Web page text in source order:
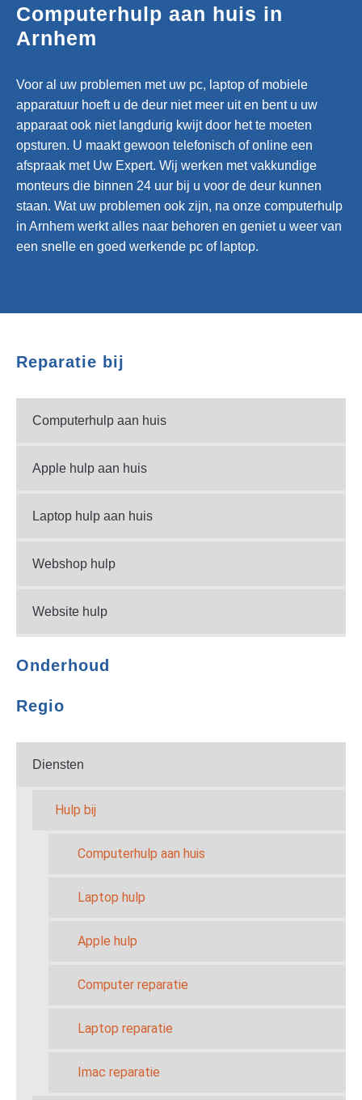
Computerhulp aan huis in
Arnhem
Voor al uw problemen met uw pc, laptop of mobiele
apparatuur hoeft u de deur niet meer uit en bent u uw
apparaat ook niet langdurig kwijt door het te moeten
opsturen. U maakt gewoon telefonisch of online een
afspraak met Uw Expert. Wij werken met vakkundige
monteurs die binnen 24 uur bij u voor de deur kunnen
staan. Wat uw problemen ook zijn, na onze computerhulp
in Arnhem werkt alles naar behoren en geniet u weer van
een snelle en goed werkende pc of laptop.
Reparatie bij
Computerhulp aan huis
Apple hulp aan huis
Laptop hulp aan huis
Webshop hulp
Website hulp
Onderhoud
Regio
Diensten
Hulp bij
Computerhulp aan huis
Laptop hulp
Apple hulp
Computer reparatie
Laptop reparatie
Imac reparatie